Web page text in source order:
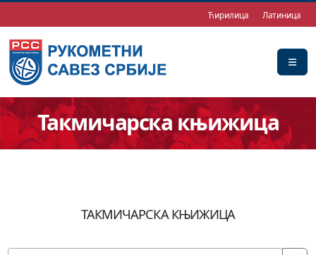
Ћирилица Латиница
Такмичарска књижица
ТАКМИЧАРСКА КЊИЖИЦА